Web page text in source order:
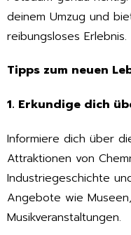
deinem Umzug und
reibungsloses Erlebnis.
Tipps zum neuen
1. Erkundige dich
Informiere dich über
Attraktionen von
Industriegeschichte
Angebote wie
Musikveranstaltungen.